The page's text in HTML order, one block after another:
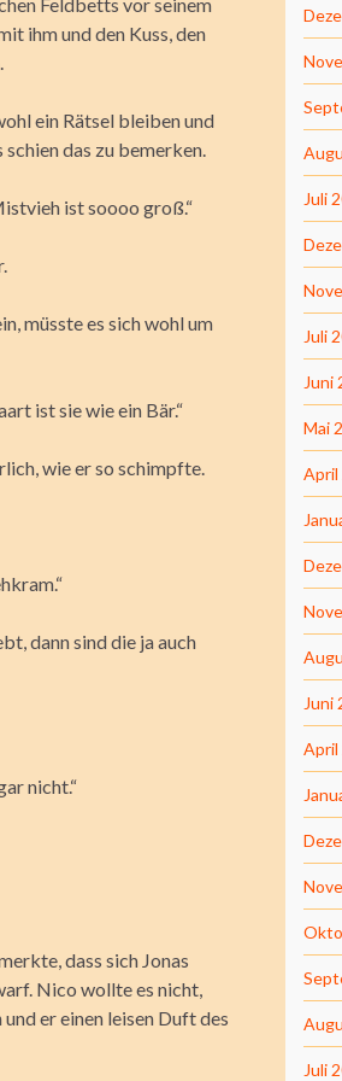
ihm und den Kuss, den
ein Rätsel bleiben und
das zu bemerken.
ist soooo groß.“
müsste es sich wohl um
ist sie wie ein Bär.“
wie er so schimpfte.
dann sind die ja auch
nicht.“
dass sich Jonas
Nico wollte es nicht,
er einen leisen Duft des
Juli
Juli
Juni
Mai
April
Juni
April
Juli